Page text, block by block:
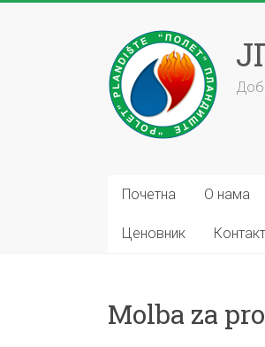
Почетна О нама
Ценовник Контакт
Molba za